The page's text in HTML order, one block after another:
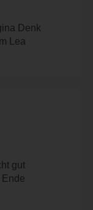
Denk
Lea
gut
Ende